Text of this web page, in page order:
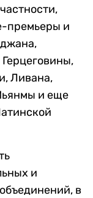
премьеры и
Ливана,
и еще
и
в